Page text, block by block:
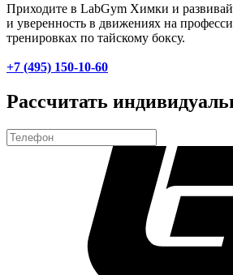
Приходите в LabGym Химки и
и уверенность в движениях на
тренировках по тайскому боксу.
+7 (495) 150-10-60
Рассчитать